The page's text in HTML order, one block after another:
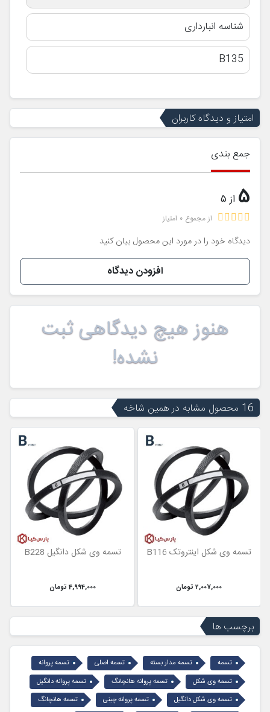
شناسه انبارداری
B135
امتیاز و دیدگاه کاربران
جمع بندی
5 از 5
از مجموع 0 امتیاز
دیدگاه خود را در مورد این محصول بیان کنید
افزودن دیدگاه
هنوز هیچ دیدگاهی ثبت
نشده!
16 محصول مشابه در همین شاخه
تسمه وی شکل اینتروتک B116
2,007,000 تومان
تسمه وی شکل دانگیل B228
4,994,000 تومان
برچسب ها
تسمه تسمه مدار بسته تسمه اصلی
تسمه پروانه
تسمه وی شکل
تسمه پروانه هانچانگ
تسمه پروانه دانگیل
تسمه وی شکل دانگیل
تسمه پروانه چینی
تسمه هانچانگ